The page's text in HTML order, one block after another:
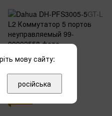
мову сайту:
російська